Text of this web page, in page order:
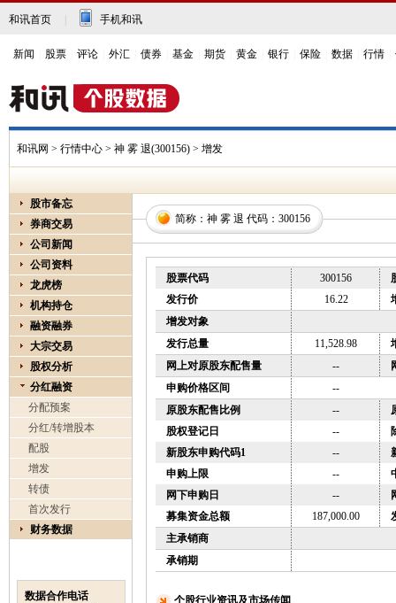
和讯首页 手机和讯
新闻 股票 评论 外汇 债券 基金 期货 黄金 银行 保险 数据 行情
和讯网 > 行情中心 > 神 雾 退(300156) > 增发
股市备忘
券商交易
公司新闻
公司资料
龙虎榜
机构持仓
融资融券
大宗交易
股权分析
分红融资
分配预案
分红/转增股本
配股
增发
转债
首次发行
财务数据
数据合作电话
简称： 神 雾 退 代码： 300156
股票代码 300156
发行价
16.22
增发对象
发行总量
11,528.98
网上对原股东配售量
--
申购价格区间
--
原股东配售比例
--
股权登记日
--
新股东申购代码1
--
申购上限
--
网下申购日
--
募集资金总额
187,000.00
主承销商
承销期